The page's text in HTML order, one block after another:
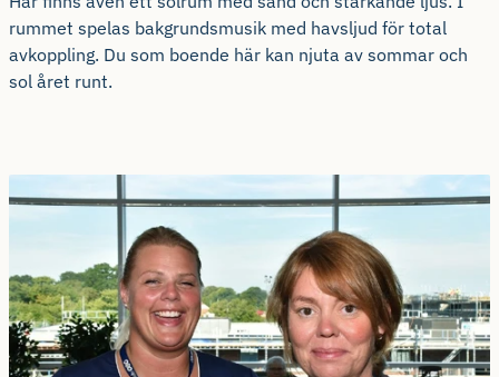
rummet spelas bakgrundsmusik med havsljud för total
avkoppling. Du som boende här kan njuta av sommar och
sol året runt.